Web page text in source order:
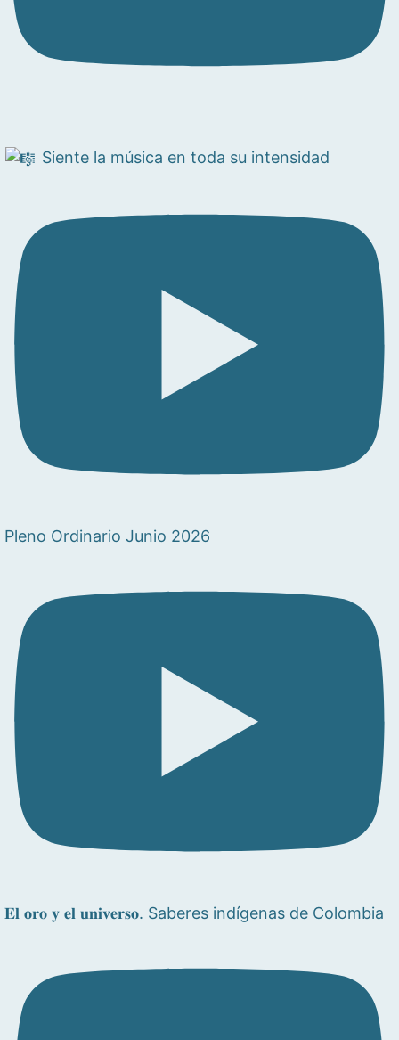
Siente la música en toda su intensidad
Pleno Ordinario Junio 2026
𝐄𝐥 𝐨𝐫𝐨 𝐲 𝐞𝐥 𝐮𝐧𝐢𝐯𝐞𝐫𝐬𝐨. Saberes indígenas de Colombia